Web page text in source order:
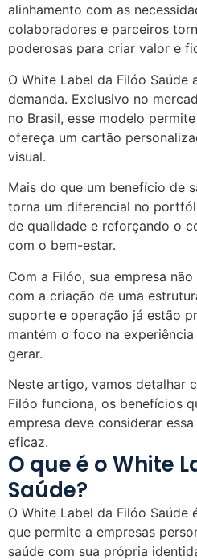
alinhamento com as
colaboradores e parceiros
poderosas para criar valor e
O White Label da Filóo Saúde
demanda. Exclusivo no
no Brasil, esse modelo
ofereça um cartão
visual.
Mais do que um benefício de
torna um diferencial no
de qualidade e reforçando o
com o bem-estar.
Com a Filóo, sua empresa
com a criação de uma
suporte e operação já estão
mantém o foco na
gerar.
Neste artigo, vamos detalhar
Filóo funciona, os benefícios
empresa deve considerar
eficaz.
O que é o White
Saúde?
O White Label da Filóo Saúde
que permite a empresas
saúde com sua própria